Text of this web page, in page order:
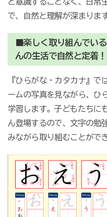
と意識することなく、日常
で、自然と理解が深まります
■楽しく取り組んでい
んの生活で自然と定着！
『ひらがな・カタカナ』で
ームの写真を見ながら、ひ
学習します。子どもたちに
ん登場するので、文字の勉
みながら取り組むことがで